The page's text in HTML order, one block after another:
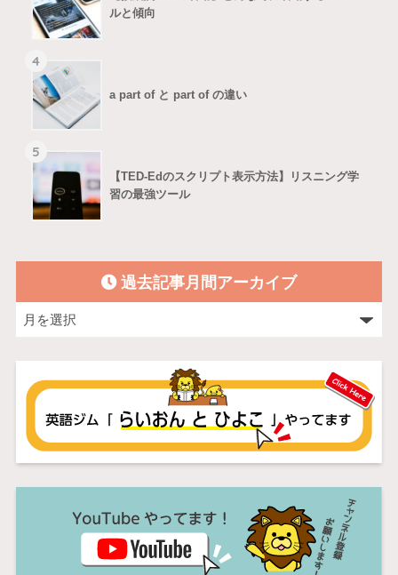
ルと傾向
4
a part of と part of の違い
5
【TED-Edのスクリプト表示方法】リスニング学
習の最強ツール
過去記事月間アーカイブ